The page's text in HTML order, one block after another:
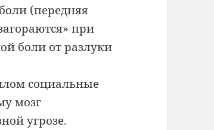
(передняя
при
боли от разлуки
социальные
мозг
угрозе.